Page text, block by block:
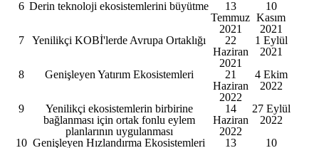
6 Derin teknoloji ekosistemlerini büyütme
13
Temmuz
2021
10
Kasım
2021
7
Yenilikçi KOBİ'lerde Avrupa Ortaklığı
22
Haziran
2021
1 Eylül
2021
8
Genişleyen Yatırım Ekosistemleri
21
Haziran
2022
4 Ekim
2022
9
Yenilikçi ekosistemlerin birbirine
bağlanması için ortak fonlu eylem
planlarının uygulanması
14
Haziran
2022
27 Eylül
2022
10 Genişleyen Hızlandırma Ekosistemleri
13
10